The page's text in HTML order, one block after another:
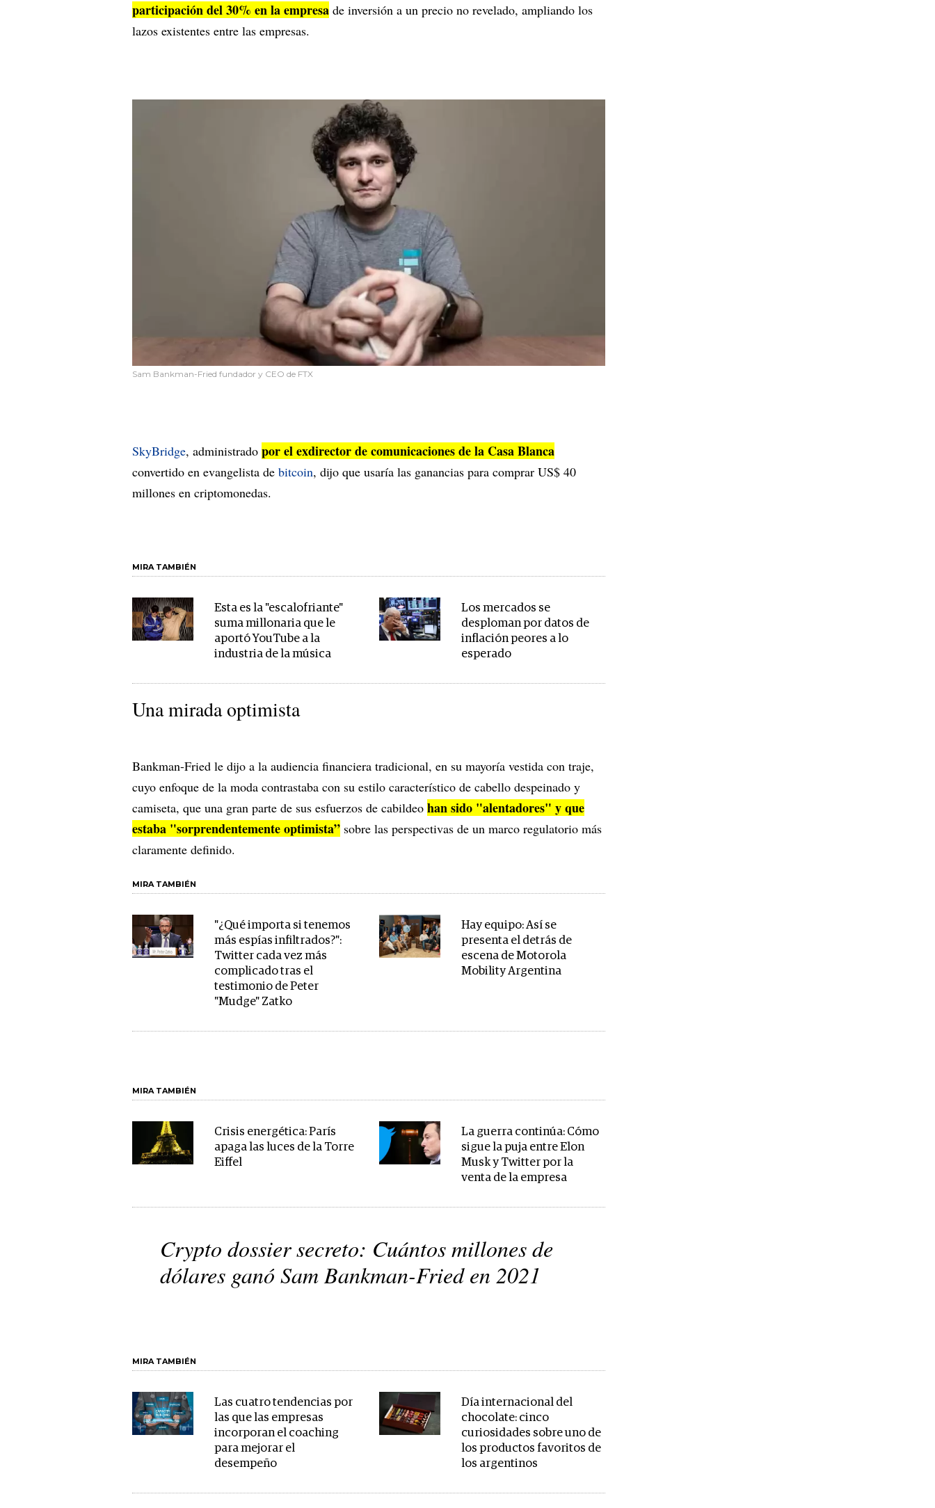
participación del 30% en la empresa de inversión a un precio no revelado, ampliando los
lazos existentes entre las empresas.
Sam Bankman-Fried fundador y CEO de FTX
SkyBridge, administrado por el exdirector de comunicaciones de la Casa Blanca
convertido en evangelista de bitcoin, dijo que usaría las ganancias para comprar US$ 40
millones en criptomonedas.
MIRA TAMBIÉN
Esta es la "escalofriante"
suma millonaria que le
aportó YouTube a la
industria de la música
Los mercados se
desploman por datos de
inflación peores a lo
esperado
Una mirada optimista
Bankman-Fried le dijo a la audiencia financiera tradicional, en su mayoría vestida con traje,
cuyo enfoque de la moda contrastaba con su estilo característico de cabello despeinado y
camiseta, que una gran parte de sus esfuerzos de cabildeo han sido "alentadores" y que
estaba "sorprendentemente optimista” sobre las perspectivas de un marco regulatorio más
claramente definido.
MIRA TAMBIÉN
"¿Qué importa si tenemos
más espías infiltrados?":
Twitter cada vez más
complicado tras el
testimonio de Peter
"Mudge" Zatko
Hay equipo: Así se
presenta el detrás de
escena de Motorola
Mobility Argentina
MIRA TAMBIÉN
Crisis energética: París
apaga las luces de la Torre
Eiffel
La guerra continúa: Cómo
sigue la puja entre Elon
Musk y Twitter por la
venta de la empresa
Crypto dossier secreto: Cuántos millones de
dólares ganó Sam Bankman-Fried en 2021
MIRA TAMBIÉN
Las cuatro tendencias por
las que las empresas
incorporan el coaching
para mejorar el
desempeño
Día internacional del
chocolate: cinco
curiosidades sobre uno de
los productos favoritos de
los argentinos